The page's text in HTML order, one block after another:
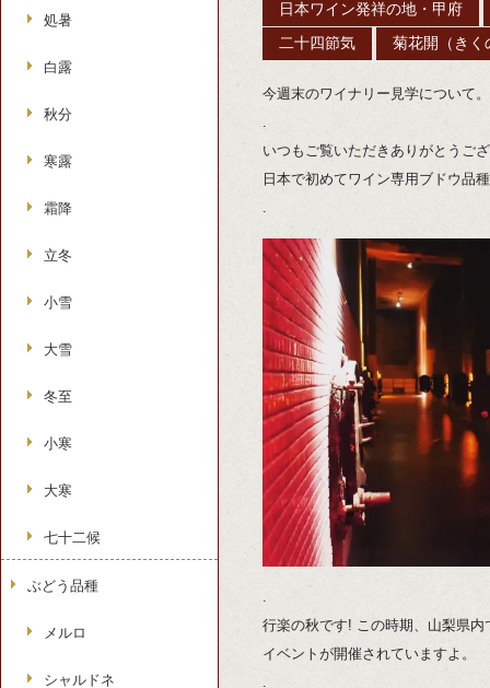
日本ワイン発祥の地・甲府
二十四節気 菊花開（きく
今週末のワイナリー見学について。
.
いつもご覧いただきありがとうご
日本で初めてワイン専用ブドウ品
.
.
行楽の秋です! この時期、山梨県
イベントが開催されていますよ。
.
処暑
白露
秋分
寒露
霜降
立冬
小雪
大雪
冬至
小寒
大寒
七十二候
ぶどう品種
メルロ
シャルドネ